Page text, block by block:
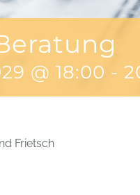
@ 18:00 -
Frietsch